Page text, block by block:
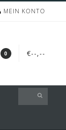
MEIN KONTO
0 €--,--